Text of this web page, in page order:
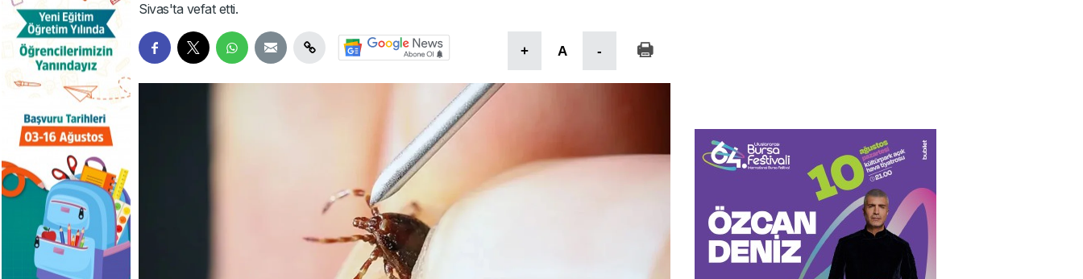
Sivas'ta vefat etti.
+ A -